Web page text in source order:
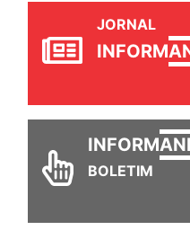
JORNAL
INFORM
INFORM
BOLETIM